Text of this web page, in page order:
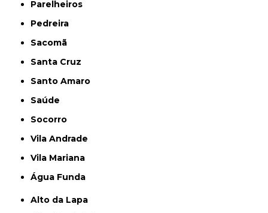
Parelheiros
Pedreira
Sacomã
Santa Cruz
Santo Amaro
Saúde
Socorro
Vila Andrade
Vila Mariana
Água Funda
Alto da Lapa